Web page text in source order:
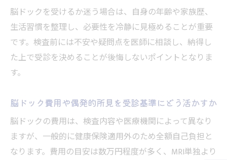
脳ドックを受けるか迷う場合は、自身の年齢や家族歴、
生活習慣を整理し、必要性を冷静に見極めることが重要
です。検査前には不安や疑問点を医師に相談し、納得し
た上で受診を決めることが後悔しないポイントとなりま
す。
脳ドック費用や偶発的所見を受診基準にどう活かすか
脳ドックの費用は、検査内容や医療機関によって異なり
ますが、一般的に健康保険適用外のため全額自己負担と
なります。費用の目安は数万円程度が多く、MRI単独より